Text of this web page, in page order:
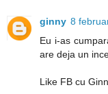
ginny 8
Eu i-as
are deja un
Like FB cu